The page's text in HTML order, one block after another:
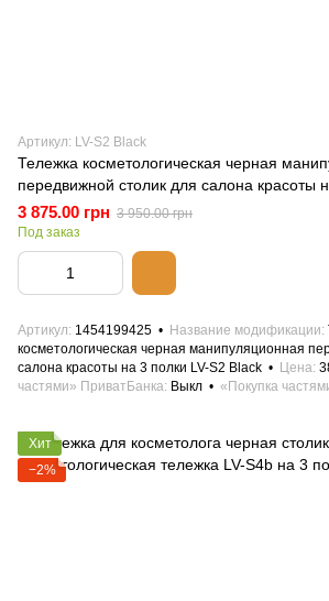
Артикул: LV-S2 Black
Тележка косметологическая черная
передвижной столик для салона красоты
Black
3 875.00 грн 3 950.00 грн
Под заказ
Артикул 1454199425 Название модификации
косметологическая черная манипуляционная
салона красоты на 3 полки LV-S2 Black
Цена
частями» ПриватБанка Выкл «Покупка
Хит
−2%